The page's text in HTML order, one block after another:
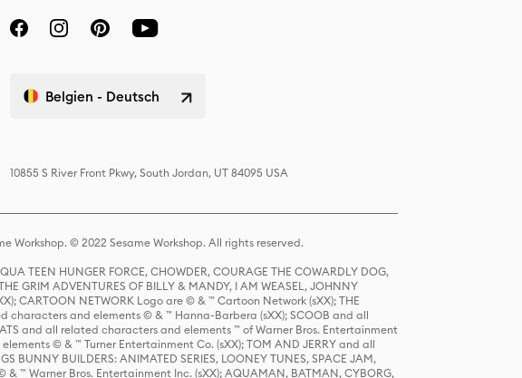
Belgien - Deutsch
10855 S River Front Pkwy, South Jordan, UT 84095 USA
© 2022 Sesame Workshop. All rights reserved.
TEEN HUNGER FORCE, CHOWDER, COURAGE THE COWARDLY DOG,
GRIM ADVENTURES OF BILLY & MANDY, I AM WEASEL, JOHNNY
CARTOON NETWORK Logo are © & ™ Cartoon Network (sXX); THE
characters and elements © & ™ Hanna-Barbera (sXX); SCOOB and all
and all related characters and elements ™ of Warner Bros. Entertainment
© & ™ Turner Entertainment Co. (sXX); TOM AND JERRY and all
BUILDERS: ANIMATED SERIES, LOONEY TUNES, SPACE JAM,
™ Warner Bros. Entertainment Inc. (sXX); AQUAMAN, BATMAN, CYBORG,